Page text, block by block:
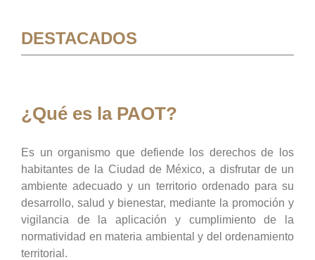
DESTACADOS
¿Qué es la PAOT?
Es un organismo que defiende los derechos de los
habitantes de la Ciudad de México, a disfrutar de un
ambiente adecuado y un territorio ordenado para su
desarrollo, salud y bienestar, mediante la promoción y
vigilancia de la aplicación y cumplimiento de la
normatividad en materia ambiental y del ordenamiento
territorial.